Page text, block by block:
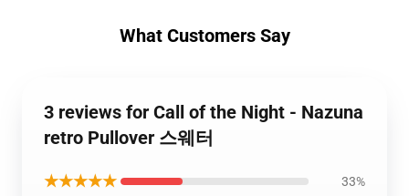
What Customers Say
3 reviews for Call of the Night - Nazuna
retro Pullover 스웨터
★★★★★ 33%